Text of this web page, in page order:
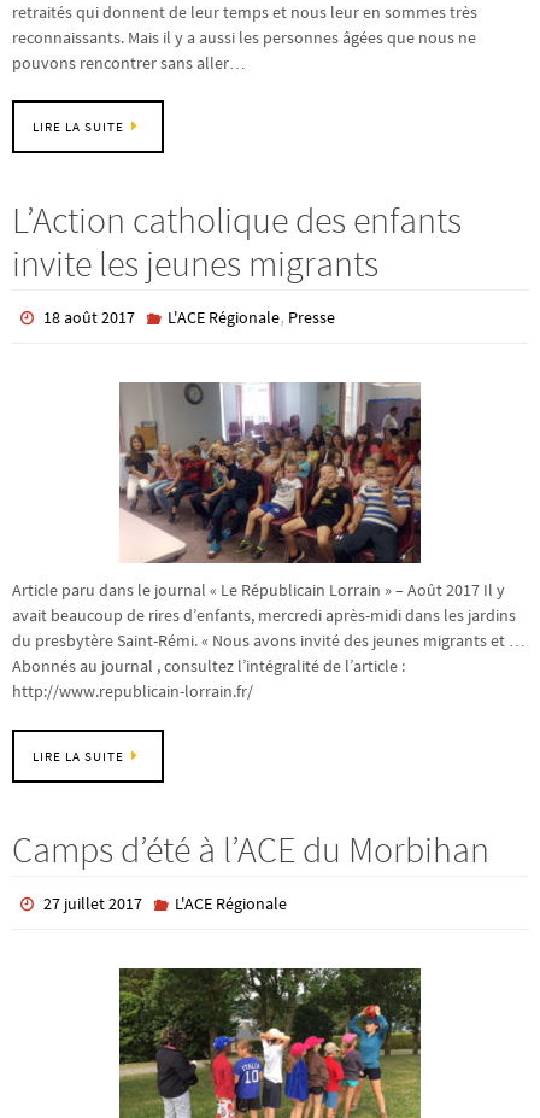
retraités qui donnent de leur temps et nous leur en sommes très
reconnaissants. Mais il y a aussi les personnes âgées que nous ne
pouvons rencontrer sans aller…
LIRE LA SUITE
L’Action catholique des enfants
invite les jeunes migrants
18 août 2017 L'ACE Régionale, Presse
Article paru dans le journal « Le Républicain Lorrain » – Août 2017 Il y
avait beaucoup de rires d’enfants, mercredi après-midi dans les jardins
du presbytère Saint-Rémi. « Nous avons invité des jeunes migrants et …
Abonnés au journal , consultez l’intégralité de l’article :
http://www.republicain-lorrain.fr/
LIRE LA SUITE
Camps d’été à l’ACE du Morbihan
27 juillet 2017 L'ACE Régionale